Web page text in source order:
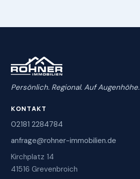
Persönlich. Regional. Auf Augenhöhe.
KONTAKT
02181 2284784
anfrage@rohner-immobilien.de
Kirchplatz 14
41516 Grevenbroich